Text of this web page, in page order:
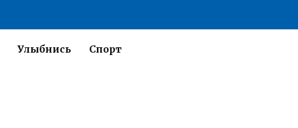
Улыбнись Спорт